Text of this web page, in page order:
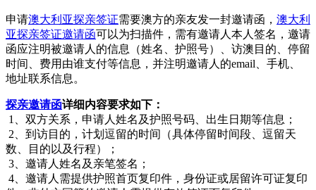
申请澳大利亚探亲签证需要澳方的亲友发一封邀请函， 澳大利
亚探亲签证邀请函可以为扫描件，需有邀请人本人签名，邀请
函应注明被邀请人的信息（姓名、护照号）、访澳目的、停留
时间、费用由谁支付等信息，并注明邀请人的email、手机、
地址联系信息。
探亲邀请函详细内容要求如下：
1、双方关系，申请人姓名及护照号码、出生日期等信息；
2、到访目的，计划逗留的时间（具体停留时间段、逗留天
数、目的以及行程）；
3、邀请人姓名及亲笔签名；
4、邀请人需提供护照首页复印件，身份证或居留许可证复印